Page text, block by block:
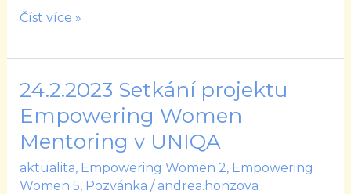
400
Číst více »
24.2.2023 Setkání projektu
Empowering Women
Mentoring v UNIQA
aktualita, Empowering Women 2, Empowering
Women 5, Pozvánka / andrea.honzova
24.2.2023
Setkání
projektu
Empowering
Women